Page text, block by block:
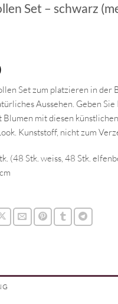
Set – schwarz
Set zum platzieren in der
Aussehen. Geben
Blumen mit diesen
Kunststoff, nicht zum
(48 Stk. weiss, 48 Stk.